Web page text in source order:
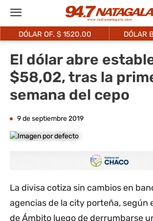
DÓLAR OF. $ 1520.00 DÓLAR
El dólar abre
$58,02, tras la
semana del cepo
9 de septiembre 2019
La divisa cotiza sin cambios en
agencias de la city porteña, según
de Ámbito luego de derrumbarse